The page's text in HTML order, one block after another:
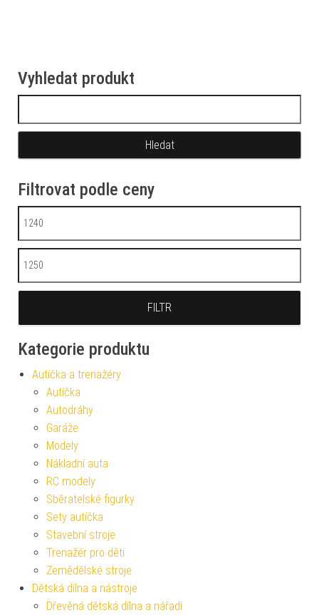
Vyhledat produkt
Filtrovat podle ceny
Minimální cena
Maximální cena
FILTR
Kategorie produktu
Autíčka a trenažéry
Autíčka
Autodráhy
Garáže
Modely
Nákladní auta
RC modely
Sběratelské figurky
Sety autíčka
Stavební stroje
Trenažér pro děti
Zemědělské stroje
Dětská dílna a nástroje
Dřevěná dětská dílna a nářadí